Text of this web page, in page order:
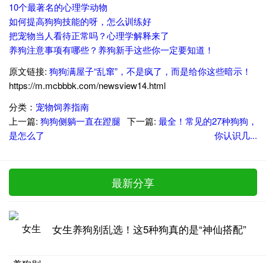
10个最著名的心理学动物
如何提高狗狗技能的呀，怎么训练好
把宠物当人看待正常吗？心理学解释来了
养狗注意事项有哪些？养狗新手这些你一定要知道！
原文链接: 狗狗满屋子“乱窜”，不是疯了，而是给你这些暗示！
https://m.mcbbbk.com/newsview14.html
分类： 宠物饲养指南
上一篇: 狗狗侧躺一直在蹬腿
是怎么了
下一篇: 最全！常见的27种狗狗，
你认识几...
最新分享
女生养狗别乱选！这5种狗真的是“神仙搭配”